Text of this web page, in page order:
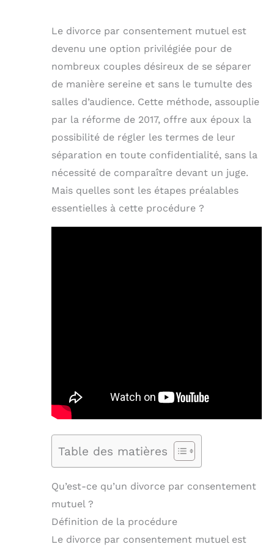
Le divorce par consentement mutuel est
devenu une option privilégiée pour de
nombreux couples désireux de se séparer
de manière sereine et sans le tumulte des
salles d’audience. Cette méthode, assouplie
par la réforme de 2017, offre aux époux la
possibilité de régler les termes de leur
séparation en toute confidentialité, sans la
nécessité de comparaître devant un juge.
Mais quelles sont les étapes préalables
essentielles à cette procédure ?
Table des matières
Qu’est-ce qu’un divorce par consentement
mutuel ?
Définition de la procédure
Le divorce par consentement mutuel est